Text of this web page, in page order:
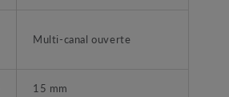
Multi-canal ouverte
15 mm